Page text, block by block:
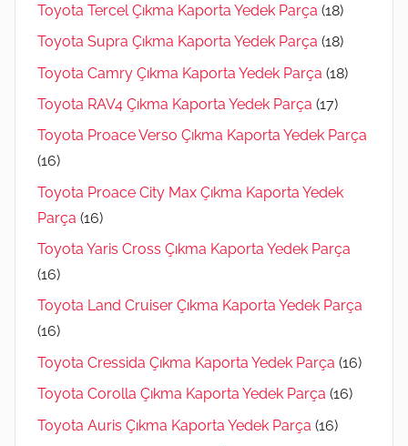
Toyota Tercel Çıkma Kaporta Yedek Parça (18)
Toyota Supra Çıkma Kaporta Yedek Parça (18)
Toyota Camry Çıkma Kaporta Yedek Parça (18)
Toyota RAV4 Çıkma Kaporta Yedek Parça (17)
Toyota Proace Verso Çıkma Kaporta Yedek Parça
(16)
Toyota Proace City Max Çıkma Kaporta Yedek
Parça (16)
Toyota Yaris Cross Çıkma Kaporta Yedek Parça
(16)
Toyota Land Cruiser Çıkma Kaporta Yedek Parça
(16)
Toyota Cressida Çıkma Kaporta Yedek Parça (16)
Toyota Corolla Çıkma Kaporta Yedek Parça (16)
Toyota Auris Çıkma Kaporta Yedek Parça (16)